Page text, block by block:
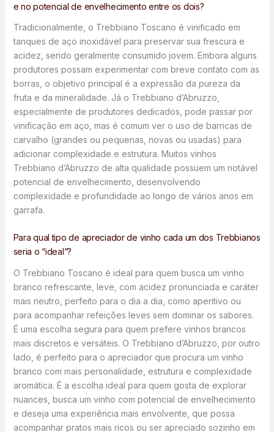
e no potencial de envelhecimento entre os dois?
Tradicionalmente, o Trebbiano Toscano é vinificado em
tanques de aço inoxidável para preservar sua frescura e
acidez, sendo geralmente consumido jovem. Embora alguns
produtores possam experimentar com breve contato com as
borras, o objetivo principal é a expressão da pureza da
fruta e da mineralidade. Já o Trebbiano d’Abruzzo,
especialmente de produtores dedicados, pode passar por
vinificação em aço, mas é comum ver o uso de barricas de
carvalho (grandes ou pequenas, novas ou usadas) para
adicionar complexidade e estrutura. Muitos vinhos
Trebbiano d’Abruzzo de alta qualidade possuem um notável
potencial de envelhecimento, desenvolvendo
complexidade e profundidade ao longo de vários anos em
garrafa.
Para qual tipo de apreciador de vinho cada um dos Trebbianos
seria o “ideal”?
O Trebbiano Toscano é ideal para quem busca um vinho
branco refrescante, leve, com acidez pronunciada e caráter
mais neutro, perfeito para o dia a dia, como aperitivo ou
para acompanhar refeições leves sem dominar os sabores.
É uma escolha segura para quem prefere vinhos brancos
mais discretos e versáteis. O Trebbiano d’Abruzzo, por outro
lado, é perfeito para o apreciador que procura um vinho
branco com mais personalidade, estrutura e complexidade
aromática. É a escolha ideal para quem gosta de explorar
nuances, busca um vinho com potencial de envelhecimento
e deseja uma experiência mais envolvente, que possa
acompanhar pratos mais ricos ou ser apreciado sozinho em